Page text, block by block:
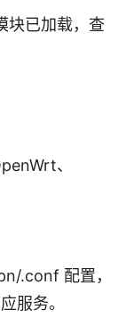
块已加载，查
、
.conf 配置，
服务。